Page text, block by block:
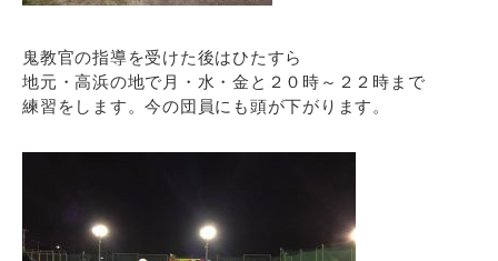
鬼教官の指導を受けた後はひたすら
地元・高浜の地で月・水・金と２０時～２２時まで
練習をします。今の団員にも頭が下がります。